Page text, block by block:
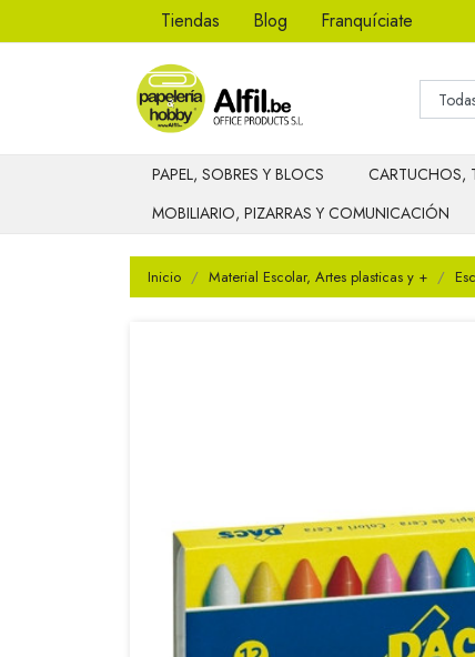
Tiendas Blog Franquíciate
PAPEL, SOBRES Y BLOCS CARTUCHOS,
MOBILIARIO, PIZARRAS Y COMUNICACIÓN
Inicio Material Escolar, Artes plasticas y +